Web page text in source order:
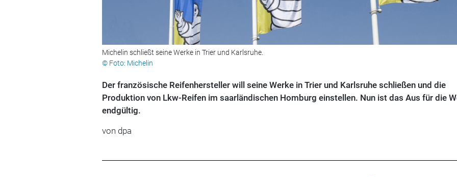
Michelin schließt seine Werke in Trier und Karlsruhe.
© Foto: Michelin
Der französische Reifenhersteller will seine Werke in Trier und Karlsruhe schließen und die
Produktion von Lkw-Reifen im saarländischen Homburg einstellen. Nun ist das Aus für die
endgültig.
von dpa